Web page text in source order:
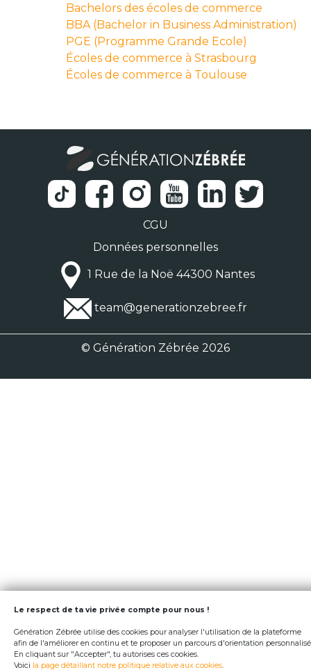
Bachelors des écoles de commerce
BBA (Bachelor in Business Administration)
PGE (Programme Grande Ecole)
Écoles de commerce à Strasbourg
Écoles de commerce à Toulouse
CGU
Données personnelles
1 Rue de la Noë 44300 Nantes
team@generationzebree.fr
© Génération Zébrée 2026
Le respect de ta vie privée compte pour nous !
Génération Zébrée utilise des cookies pour analyser l'utilisation de la plateforme
afin de l'améliorer en continu et te proposer un parcours d'orientation
En cliquant sur "Accepter", tu autorises ces cookies.
Voici la page détaillant notre politique relative aux cookies.